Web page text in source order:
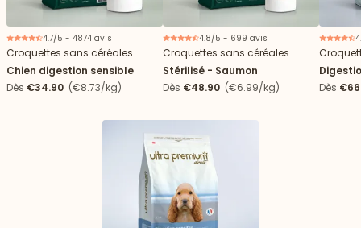
4.7/5 - 4874 avis
Croquettes sans céréales
Chien digestion sensible
Dès €34.90 (€8.73/kg)
4.8/5 - 699 avis
Croquettes sans céréales
Stérilisé - Saumon
Dès €48.90 (€6.99/kg)
Dès